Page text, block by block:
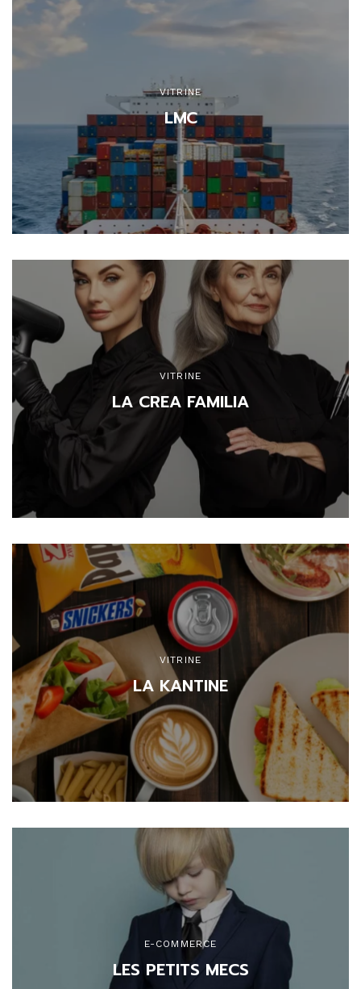
VITRINE
LMC
VITRINE
LA CREA FAMILIA
VITRINE
LA KANTINE
E-COMMERCE
LES PETITS MECS